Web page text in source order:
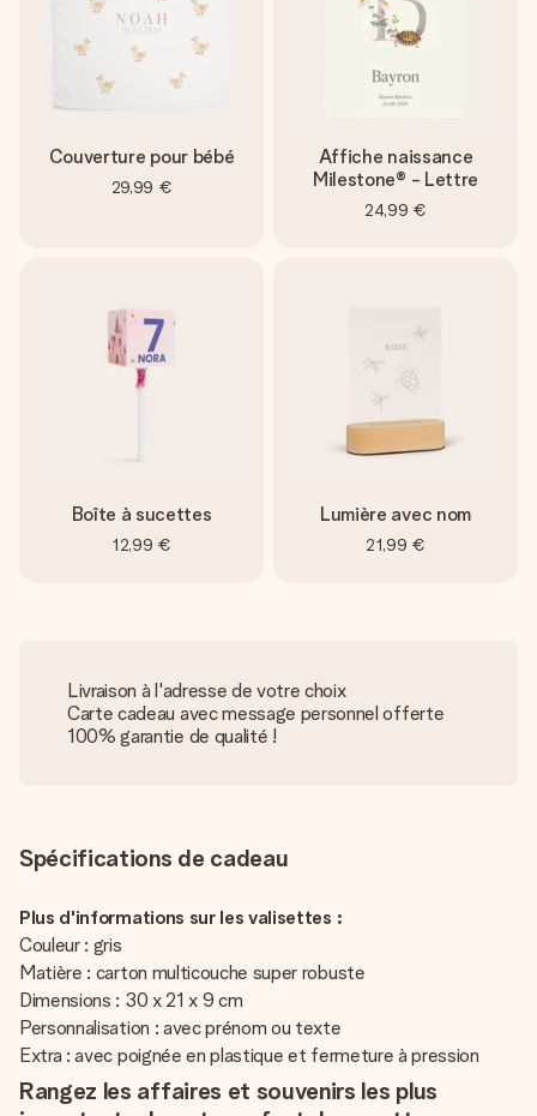
Couverture pour bébé
29,99 €
Affiche naissance
Milestone® - Lettre
24,99 €
Boîte à sucettes
12,99 €
Lumière avec nom
21,99 €
Livraison à l'adresse de votre choix
Carte cadeau avec message personnel offerte
100% garantie de qualité !
Spécifications de cadeau
Plus d'informations sur les valisettes :
Couleur : gris
Matière : carton multicouche super robuste
Dimensions : 30 x 21 x 9 cm
Personnalisation : avec prénom ou texte
Extra : avec poignée en plastique et fermeture à pression
Rangez les affaires et souvenirs les plus